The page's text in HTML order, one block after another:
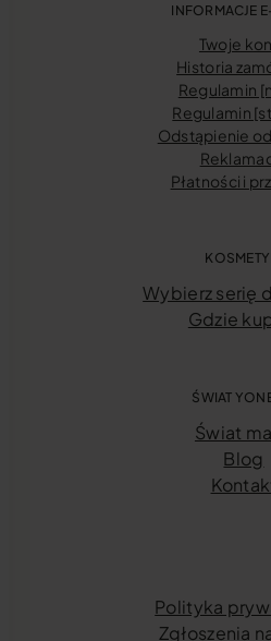
INFORMACJE
Twoje
Historia
Regulamin
Regulamin
Odstąpienie
Płatności i
Wybierz serię
Gdzie
ŚWIAT
Świat
Blog
Polityka
Zgłoszenia